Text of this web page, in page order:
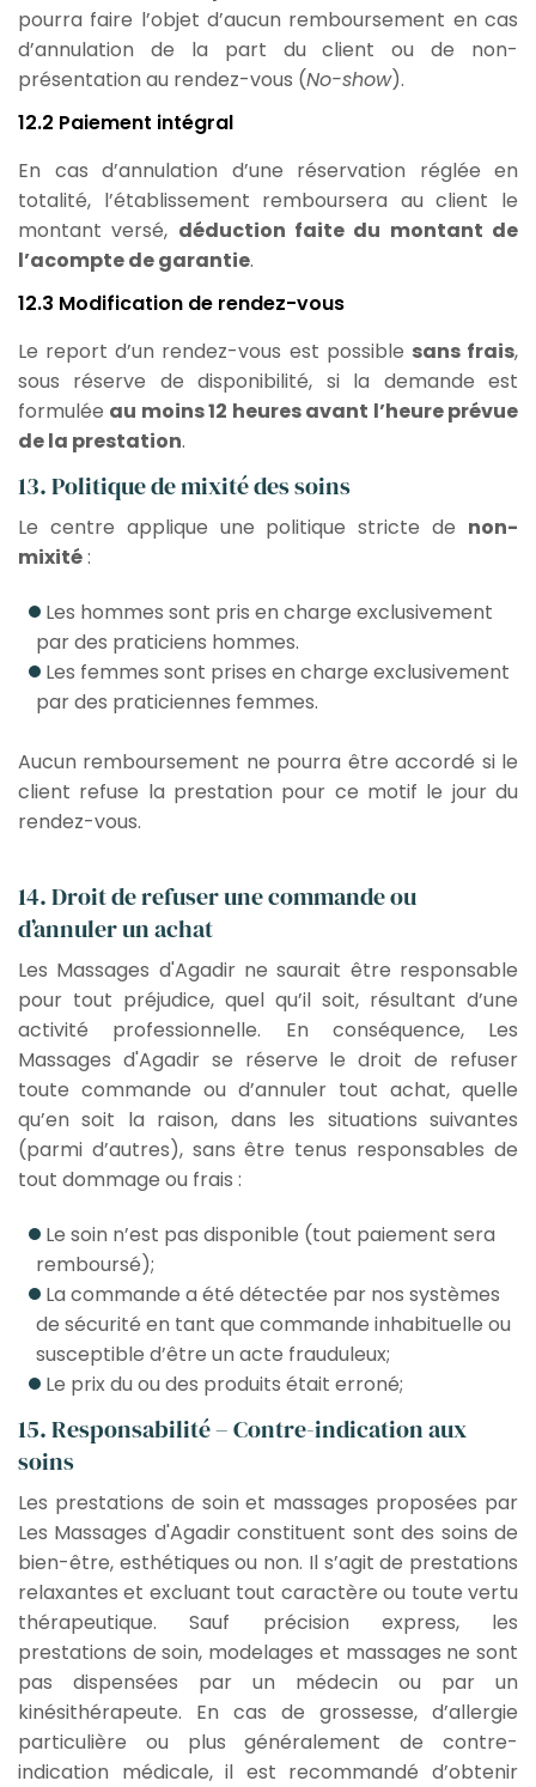
pourra faire l’objet d’aucun remboursement en cas
d’annulation de la part du client ou de non-
présentation au rendez-vous (No-show).
12.2 Paiement intégral
En cas d’annulation d’une réservation réglée en
totalité, l’établissement remboursera au client le
montant versé, déduction faite du montant de
l’acompte de garantie.
12.3 Modification de rendez-vous
Le report d’un rendez-vous est possible sans frais,
sous réserve de disponibilité, si la demande est
formulée au moins 12 heures avant l’heure prévue
de la prestation.
13. Politique de mixité des soins
Le centre applique une politique stricte de non-
mixité:
Les hommes sont pris en charge exclusivement
par des praticiens hommes.
Les femmes sont prises en charge exclusivement
par des praticiennes femmes.
Aucun remboursement ne pourra être accordé si le
client refuse la prestation pour ce motif le jour du
rendez-vous.
14. Droit de refuser une commande ou
d’annuler un achat
Les Massages d'Agadir ne saurait être responsable
pour tout préjudice, quel qu’il soit, résultant d’une
activité professionnelle. En conséquence, Les
Massages d'Agadir se réserve le droit de refuser
toute commande ou d’annuler tout achat, quelle
qu’en soit la raison, dans les situations suivantes
(parmi d’autres), sans être tenus responsables de
tout dommage ou frais :
Le soin n’est pas disponible (tout paiement sera
remboursé);
La commande a été détectée par nos systèmes
de sécurité en tant que commande inhabituelle ou
susceptible d’être un acte frauduleux;
Le prix du ou des produits était erroné;
15. Responsabilité – Contre-indication aux
soins
Les prestations de soin et massages proposées par
Les Massages d'Agadir constituent sont des soins de
bien-être, esthétiques ou non. Il s’agit de prestations
relaxantes et excluant tout caractère ou toute vertu
thérapeutique. Sauf précision express, les
prestations de soin, modelages et massages ne sont
pas dispensées par un médecin ou par un
kinésithérapeute. En cas de grossesse, d’allergie
particulière ou plus généralement de contre-
indication médicale, il est recommandé d’obtenir